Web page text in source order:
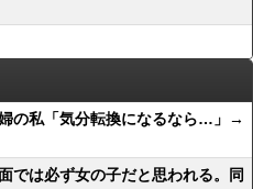
の私「気分転換になるなら…」→
では必ず女の子だと思われる。同